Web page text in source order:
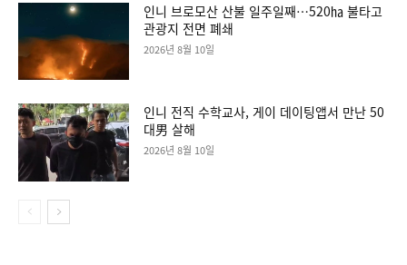
인니 브로모산 산불 일주일째…520㏊ 불타고
관광지 전면 폐쇄
2026년 8월 10일
인니 전직 수학교사, 게이 데이팅앱서 만난 50
대男 살해
2026년 8월 10일